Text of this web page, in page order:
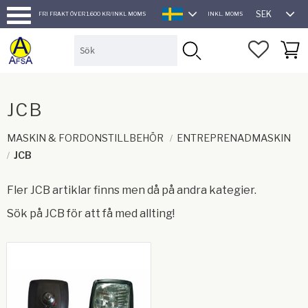
Meny
FRI FRAKT ÖVER 1.600 KR/INKL MOMS
SVENSKA
INKL. MOMS SEK
JCB
MASKIN & FORDONSTILLBEHÖR
ENTREPRENADMASKIN
JCB
Fler JCB artiklar finns men då på andra kategier.
Sök på JCB för att få med allting!